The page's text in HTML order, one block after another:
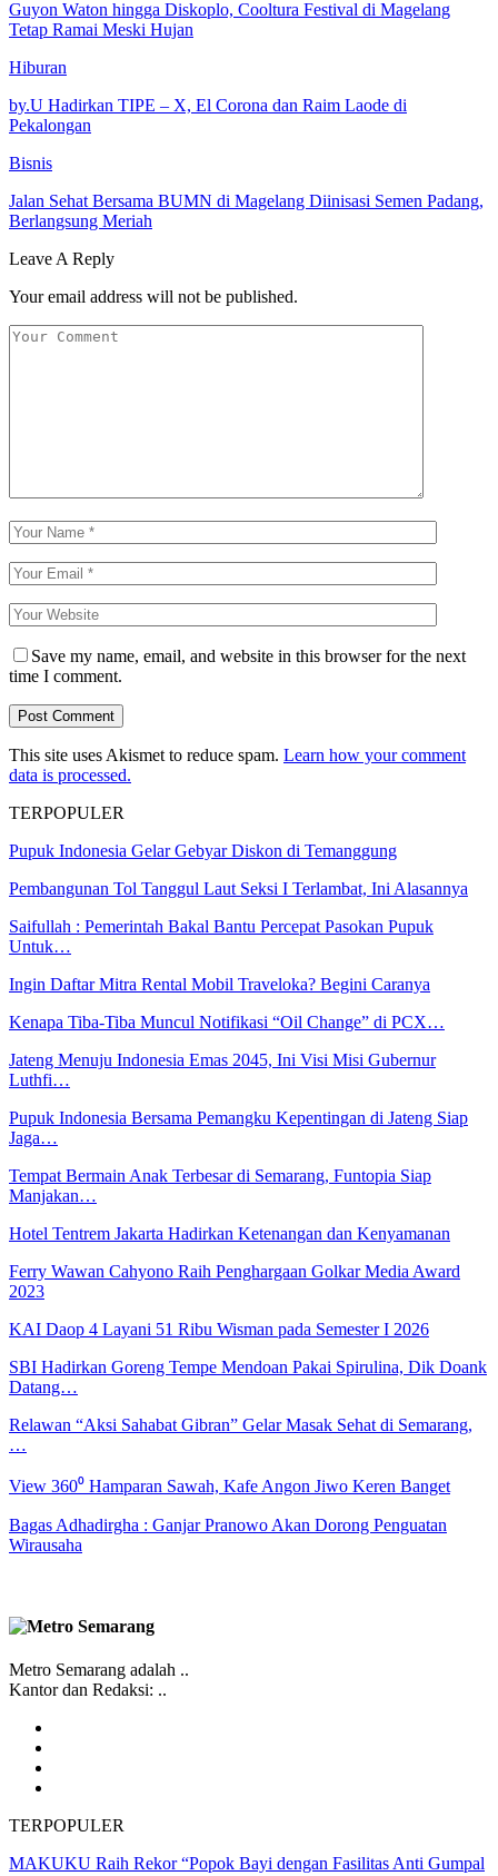
Guyon Waton hingga Diskoplo, Cooltura Festival di Magelang
Tetap Ramai Meski Hujan
Hiburan
by.U Hadirkan TIPE – X, El Corona dan Raim Laode di
Pekalongan
Bisnis
Jalan Sehat Bersama BUMN di Magelang Diinisasi Semen Padang,
Berlangsung Meriah
Leave A Reply
Your email address will not be published.
Save my name, email, and website in this browser for the next
time I comment.
This site uses Akismet to reduce spam. Learn how your comment
data is processed.
TERPOPULER
Pupuk Indonesia Gelar Gebyar Diskon di Temanggung
Pembangunan Tol Tanggul Laut Seksi I Terlambat, Ini Alasannya
Saifullah : Pemerintah Bakal Bantu Percepat Pasokan Pupuk
Untuk…
Ingin Daftar Mitra Rental Mobil Traveloka? Begini Caranya
Kenapa Tiba-Tiba Muncul Notifikasi “Oil Change” di PCX…
Jateng Menuju Indonesia Emas 2045, Ini Visi Misi Gubernur
Luthfi…
Pupuk Indonesia Bersama Pemangku Kepentingan di Jateng Siap
Jaga…
Tempat Bermain Anak Terbesar di Semarang, Funtopia Siap
Manjakan…
Hotel Tentrem Jakarta Hadirkan Ketenangan dan Kenyamanan
Ferry Wawan Cahyono Raih Penghargaan Golkar Media Award
2023
KAI Daop 4 Layani 51 Ribu Wisman pada Semester I 2026
SBI Hadirkan Goreng Tempe Mendoan Pakai Spirulina, Dik Doank
Datang…
Relawan “Aksi Sahabat Gibran” Gelar Masak Sehat di Semarang,
…
View 360⁰ Hamparan Sawah, Kafe Angon Jiwo Keren Banget
Bagas Adhadirgha : Ganjar Pranowo Akan Dorong Penguatan
Wirausaha
Metro Semarang adalah ..
Kantor dan Redaksi: ..
TERPOPULER
MAKUKU Raih Rekor “Popok Bayi dengan Fasilitas Anti Gumpal